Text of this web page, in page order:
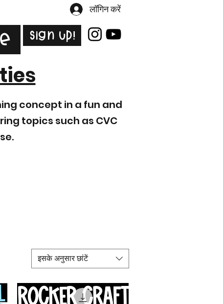
लॉगिन करें
Sign Up!
concept in a fun and
topics such as CVC
इसके अनुसार छांटें